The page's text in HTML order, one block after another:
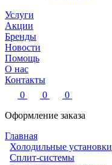
Услуги
Акции
Бренды
Новости
Помощь
О нас
Контакты
0
0
0
Оформление заказа
Главная
Холодильные установки
Сплит-системы